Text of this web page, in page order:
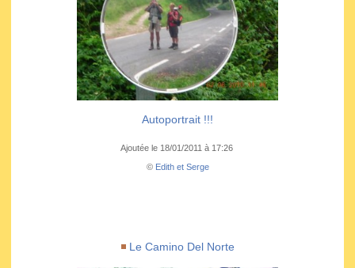
Autoportrait !!!
Ajoutée le 18/01/2011 à 17:26
© Edith et Serge
Le Camino Del Norte